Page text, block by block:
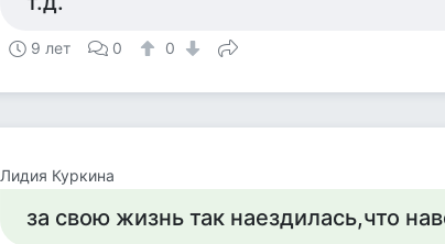
9 лет 0 0
Лидия Куркина
за свою жизнь так наездилась,что